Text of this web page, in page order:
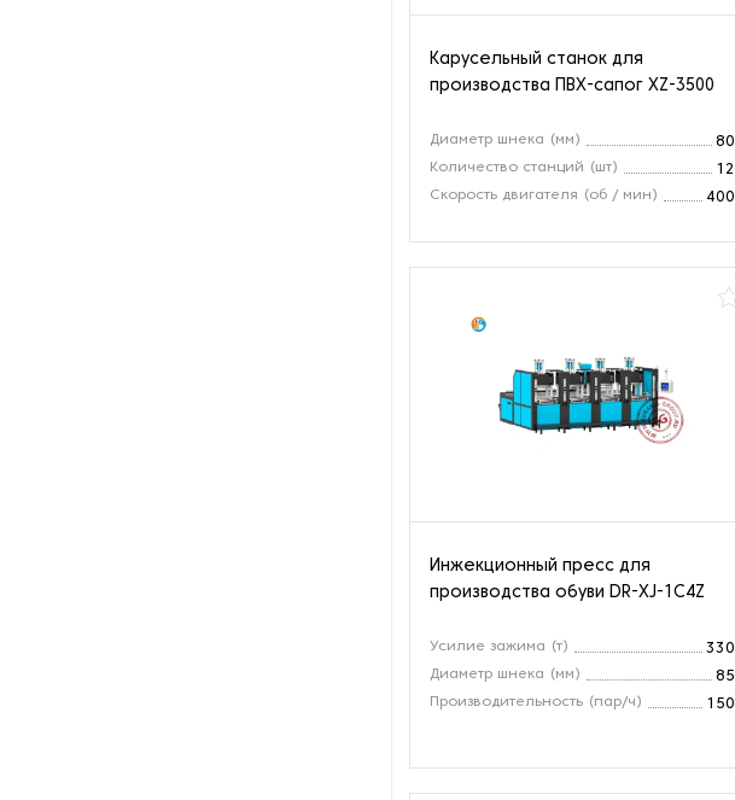
Карусельный станок для
производства ПВХ-сапог XZ-3500
Диаметр шнека (мм)
80
Количество станций (шт)
12
Скорость двигателя (об / мин)
400
Инжекционный пресс для
производства обуви DR-XJ-1C4Z
Усилие зажима (т)
330
Диаметр шнека (мм)
85
Производительность (пар/ч)
150